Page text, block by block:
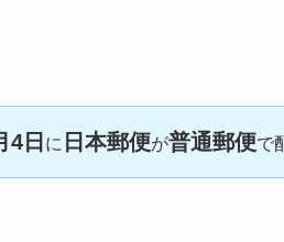
4日 に 日本郵便が普通郵便で